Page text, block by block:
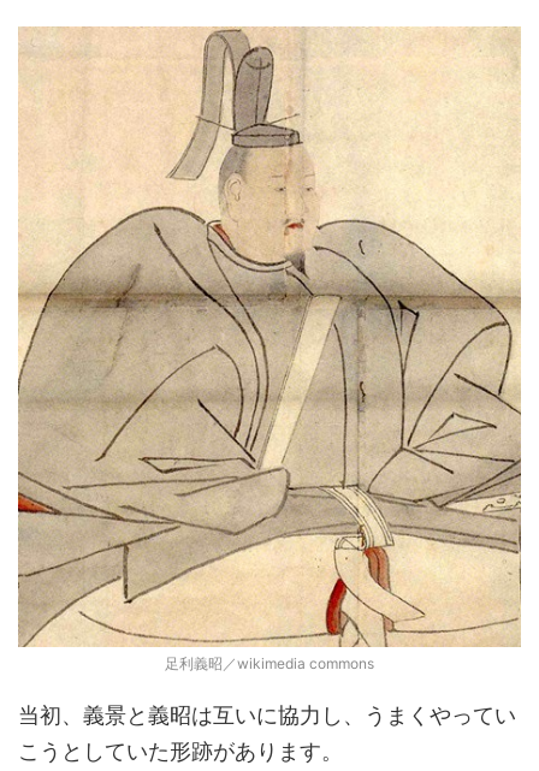
足利義昭／wikimedia commons
当初、義景と義昭は互いに協力し、うまくやってい
こうとしていた形跡があります。